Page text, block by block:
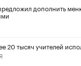
дополнить
20 тысяч учителей